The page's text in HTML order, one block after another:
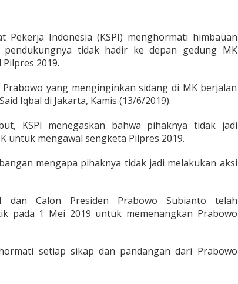
Pekerja Indonesia (KSPI) menghormati himbauan
tidak hadir ke depan gedung MK
2019.
yang menginginkan sidang di MK berjalan
Iqbal di Jakarta, Kamis (13/6/2019).
KSPI menegaskan bahwa pihaknya tidak jadi
untuk mengawal sengketa Pilpres 2019.
mengapa pihaknya tidak jadi melakukan aksi
dan Calon Presiden Prabowo Subianto telah
pada 1 Mei 2019 untuk memenangkan Prabowo
setiap sikap dan pandangan dari Prabowo